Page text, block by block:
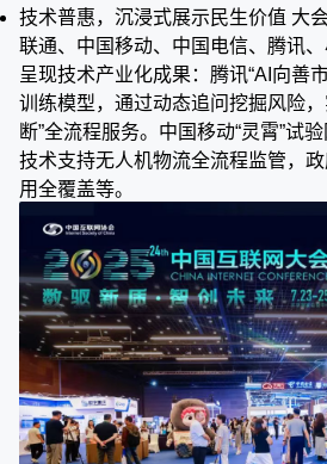
技术普惠，沉浸式展示民生价值 大
联通、中国移动、中国电信、腾讯、
呈现技术产业化成果：腾讯“AI向善
训练模型，通过动态追问挖掘风险
断”全流程服务。中国移动“灵霄”试
技术支持无人机物流全流程监管，
用全覆盖等。